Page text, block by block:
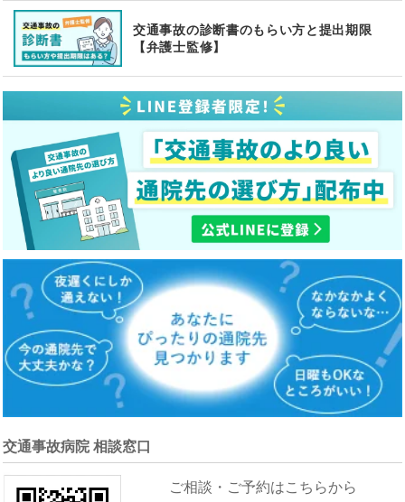
交通事故の診断書のもらい方と提出期限
【弁護士監修】
交通事故病院 相談窓口
ご相談・ご予約はこちらから